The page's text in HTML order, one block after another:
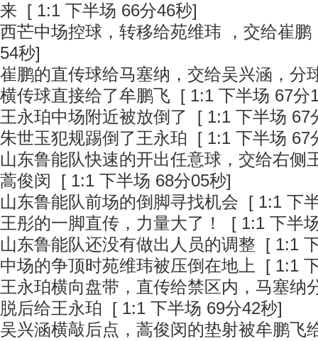
来 [ 1:1 下半场 66分46秒]
西芒中场控球，转移给苑维玮 ，交给崔鹏
54秒]
崔鹏的直传球给马塞纳，交给吴兴涵，分
横传球直接给了牟鹏飞 [ 1:1 下半场 67分
王永珀中场附近被放倒了
[ 1:1 下半场 67
朱世玉犯规踢倒了王永珀 [ 1:1 下半场 67
山东鲁能队快速的开出任意球，交给右侧
蒿俊闵 [ 1:1 下半场 68分05秒]
山东鲁能队前场的倒脚寻找机会 [ 1:1 下
王彤的一脚直传，力量大了！
[ 1:1 下半
山东鲁能队还没有做出人员的调整 [ 1:1
中场的争顶时苑维玮被压倒在地上
[ 1:1
王永珀横向盘带，直传给禁区内，马塞纳
脱后给王永珀 [ 1:1 下半场 69分42秒]
吴兴涵横敲后点，蒿俊闵的垫射被牟鹏飞